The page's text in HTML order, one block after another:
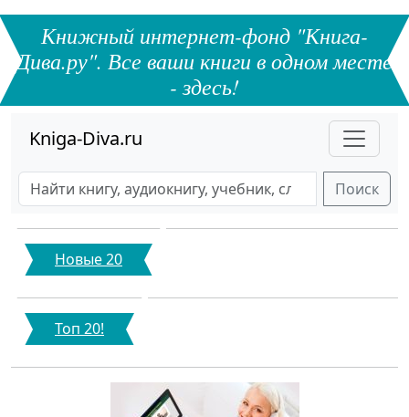
Книжный интернет-фонд "Книга-
Дива.ру". Все ваши книги в одном месте
- здесь!
Kniga-Diva.ru
Поиск
Новые 20
Топ 20!